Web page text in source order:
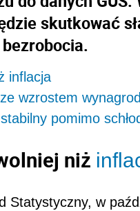
skutkować
inflacja
wzrostem
pomimo
niż
Statystyczny, w